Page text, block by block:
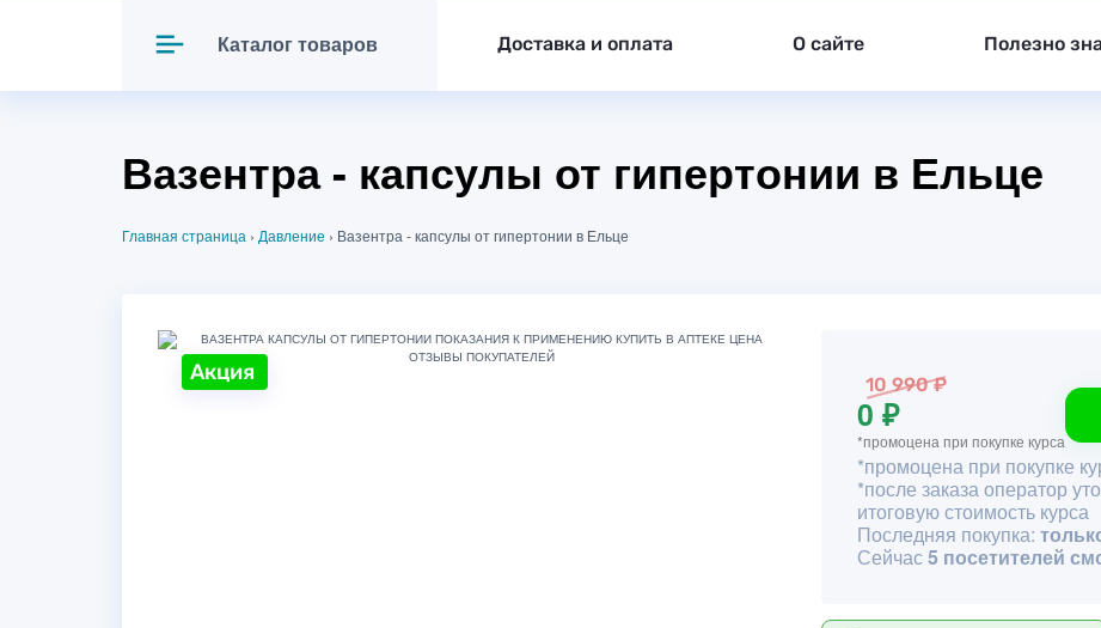
Каталог товаров Доставка и оплата О сайте Полезно
Вазентра - капсулы от гипертонии в Ельце
Главная страница › Давление › Вазентра - капсулы от гипертонии в Ельце
Акция 10 990 ₽
0 ₽
*промоцена при покупке курса
*промоцена при покупке
*после заказа оператор
итоговую стоимость курса
Последняя покупка:
Сейчас5 посетителей